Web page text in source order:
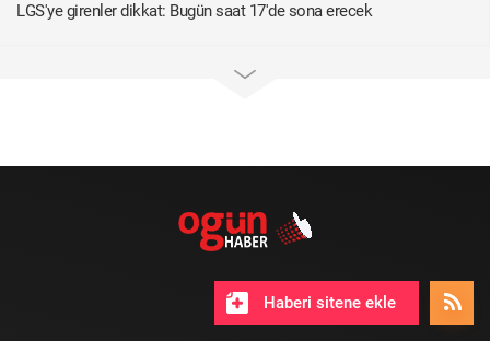
LGS'ye girenler dikkat: Bugün saat 17'de sona erecek
Haberi sitene ekle